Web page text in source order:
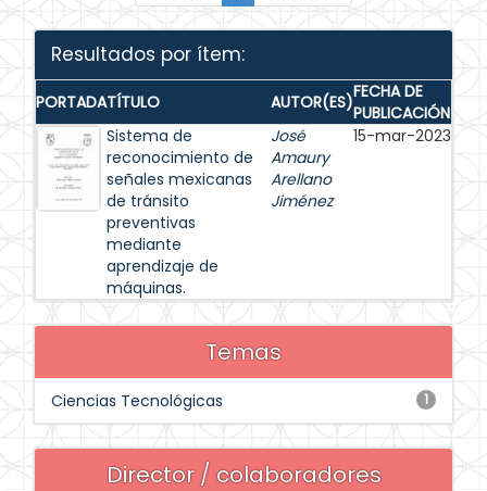
Resultados por ítem:
PORTADATÍTULO AUTOR(ES)FECHA DE
PUBLICACIÓN
Sistema de
reconocimiento de
señales mexicanas
de tránsito
preventivas
mediante
aprendizaje de
máquinas.
José
Amaury
Arellano
Jiménez
15-mar-2023
Temas
1
Ciencias Tecnológicas
Director / colaboradores